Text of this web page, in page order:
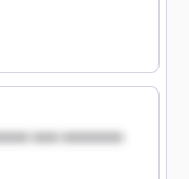
xxx xxxxxxx